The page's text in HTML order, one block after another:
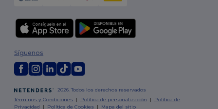
2026. Todos los derechos reservados
Términos y Condiciones | Política de personalización | Política de
Privacidad | Política de Cookies | Mapa del sitio
Síguenos